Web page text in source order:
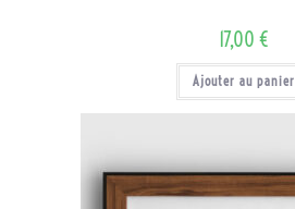
17,00 €
Ajouter au panier